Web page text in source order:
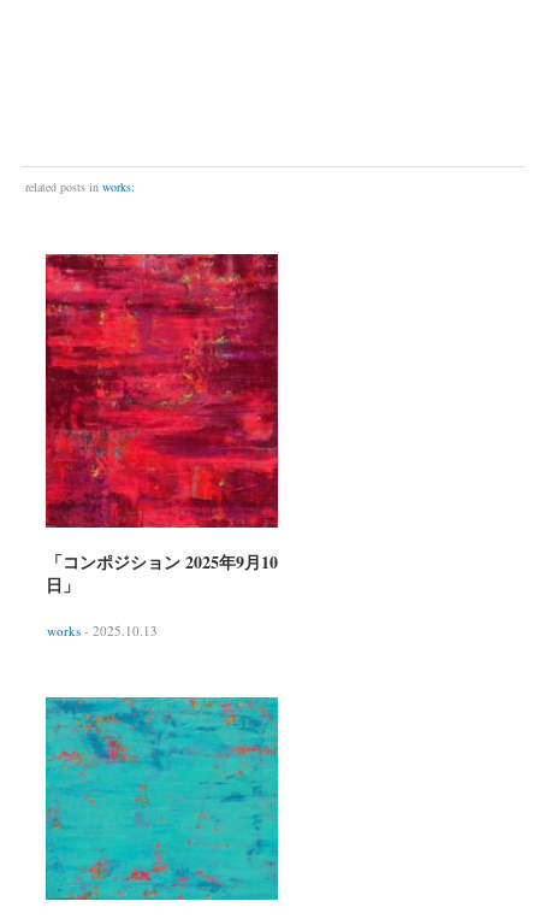
related posts in works:
「コンポジション 2025年9月10
日」
works - 2025.10.13